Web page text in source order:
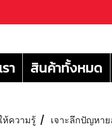
า สินค้าทั้งหมด
ห้ความรู้ เจาะลึกปัญหา